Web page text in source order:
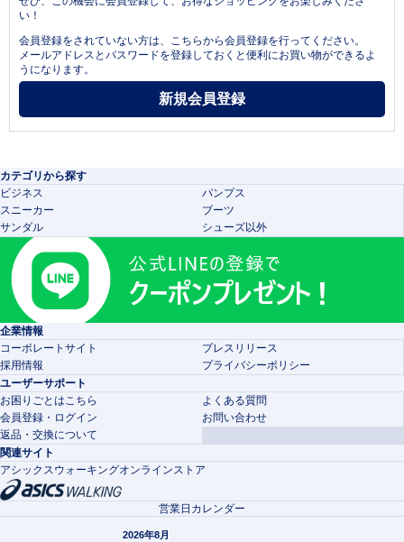
い！
会員登録をされていない方は、こちらから会員登録を行ってください。
メールアドレスとパスワードを登録しておくと便利にお買い物ができるよ
うになります。
カテゴリから探す
ビジネス
パンプス
スニーカー
ブーツ
サンダル
シューズ以外
企業情報
コーポレートサイト
プレスリリース
採用情報
プライバシーポリシー
ユーザーサポート
お困りごとはこちら
よくある質問
会員登録・ログイン
お問い合わせ
返品・交換について
関連サイト
アシックスウォーキングオンラインストア
営業日カレンダー
2026年8月